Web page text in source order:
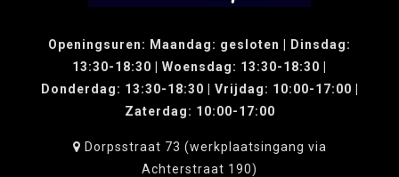
Openingsuren: Maandag: gesloten | Dinsdag:
13:30-18:30 | Woensdag: 13:30-18:30 |
Donderdag: 13:30-18:30 | Vrijdag: 10:00-17:00 |
Zaterdag: 10:00-17:00
Dorpsstraat 73 (werkplaatsingang via
Achterstraat 190)